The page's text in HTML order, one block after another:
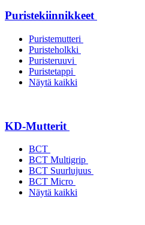
Puristekiinnikkeet
Puristemutteri
Puristeholkki
Puristeruuvi
Puristetappi
Näytä kaikki
KD-Mutterit
BCT
BCT Multigrip
BCT Suurlujuus
BCT Micro
Näytä kaikki